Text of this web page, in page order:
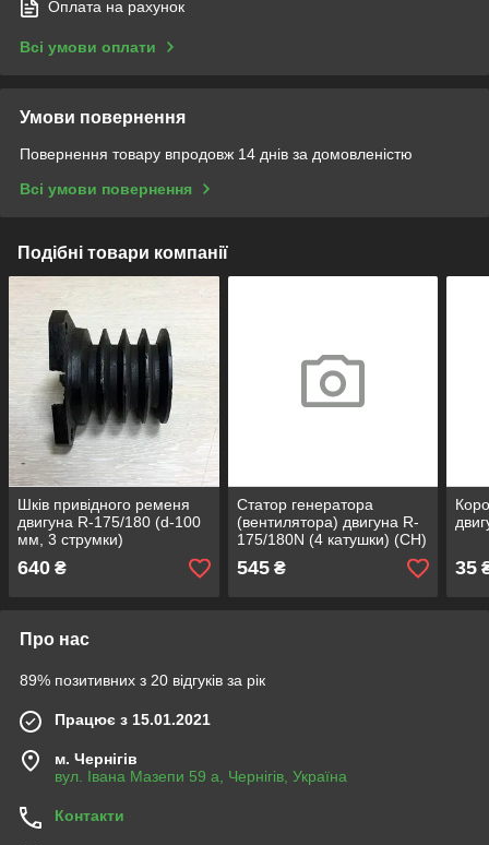
Оплата на рахунок
Всі умови оплати
Умови повернення
Повернення товару впродовж 14 днів за домовленістю
Всі умови повернення
Подібні товари компанії
Шків привідного ременя
двигуна R-175/180 (d-100
мм, 3 струмки)
640 ₴
Статор генератора
(вентилятора) двигуна R-
175/180N (4 катушки) (CH)
545₴ 35
Про нас
89% позитивних з 20 відгуків за рік
Працює з 15.01.2021
м. Чернігів
вул. Івана Мазепи 59 а, Чернігів, Україна
Контакти